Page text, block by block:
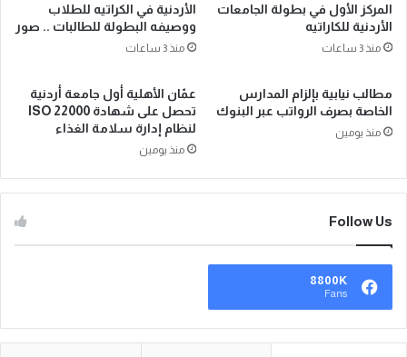
المركز الأول في بطولة الجامعات
الأردنية للكاراتيه
منذ 3 ساعات
الأردنية في الكراتيه للطلاب
ووصيفه البطولة للطالبات .. صور
منذ 3 ساعات
مطالب نيابية بإلزام المدارس
الخاصة بصرف الرواتب عبر البنوك
منذ يومين
عمّان الأهلية أول جامعة أردنية
تحصل على شهادة ISO 22000
لنظام إدارة سلامة الغذاء
منذ يومين
Follow Us
8800K
Fans